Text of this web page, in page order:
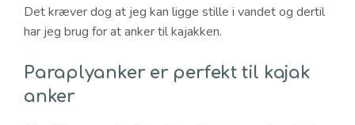
Det kræver dog at jeg kan ligge stille i vandet og dertil
har jeg brug for at anker til kajakken.
Paraplyanker er perfekt til kajak
anker